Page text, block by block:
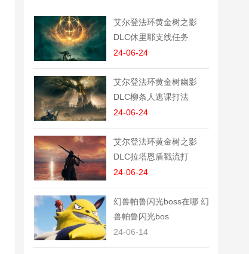
艾尔登法环黄金树之影
DLC休里耶支线任务
24-06-24
艾尔登法环黄金树幽影
DLC柳条人逃课打法
24-06-24
艾尔登法环黄金树之影
DLC拉塔恩盾戳流打
24-06-24
幻兽帕鲁闪光boss在哪 幻
兽帕鲁闪光bos
24-06-14